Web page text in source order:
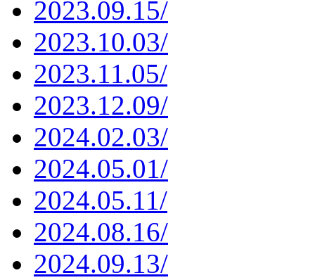
2023.09.15/
2023.10.03/
2023.11.05/
2023.12.09/
2024.02.03/
2024.05.01/
2024.05.11/
2024.08.16/
2024.09.13/